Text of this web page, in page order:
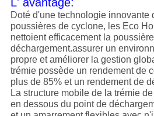
L' avantage:
Doté d'une technologie innovante
poussières de cyclone, les Eco
nettoient efficacement la
déchargement.assurer un
propre et améliorer la gestion
trémie possède un rendement de
plus de 85% et un rendement de
La structure mobile de la trémie
en dessous du point de